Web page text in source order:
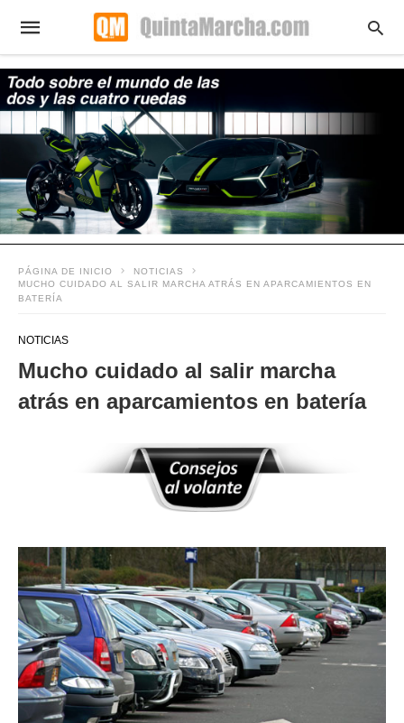
PÁGINA DE INICIO
NOTICIAS
MUCHO CUIDADO AL SALIR MARCHA ATRÁS EN APARCAMIENTOS EN
BATERÍA
NOTICIAS
Mucho cuidado al salir marcha
atrás en aparcamientos en batería